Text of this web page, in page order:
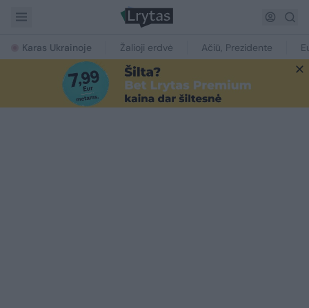
Karas Ukrainoje Žalioji erdvė Ačiū, Prezidente